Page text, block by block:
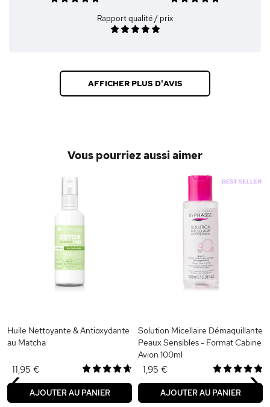
Rapport qualité / prix
AFFICHER PLUS D'AVIS
Vous pourriez aussi aimer
Huile Nettoyante & Antioxydante
au Matcha
11,95 €
AJOUTER AU PANIER
Solution Micellaire Démaquillante
Peaux Sensibles - Format Cabine
Avion 100ml
1,95 €
AJOUTER AU PANIER
‹ ›